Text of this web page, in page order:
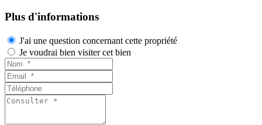
Plus d'informations
J'ai une question concernant cette propriété
Je voudrai bien visiter cet bien